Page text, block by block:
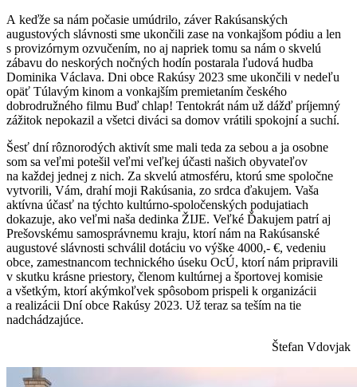
A keďže sa nám počasie umúdrilo, záver Rakúsanských
augustových slávnosti sme ukončili zase na vonkajšom pódiu a len
s provizórnym ozvučením, no aj napriek tomu sa nám o skvelú
zábavu do neskorých nočných hodín postarala ľudová hudba
Dominika Václava. Dni obce Rakúsy 2023 sme ukončili v nedeľu
opäť Túlavým kinom a vonkajším premietaním českého
dobrodružného filmu Buď chlap! Tentokrát nám už dážď príjemný
zážitok nepokazil a všetci diváci sa domov vrátili spokojní a suchí.
Šesť dní rôznorodých aktivít sme mali teda za sebou a ja osobne
som sa veľmi potešil veľmi veľkej účasti našich obyvateľov
na každej jednej z nich. Za skvelú atmosféru, ktorú sme spoločne
vytvorili, Vám, drahí moji Rakúsania, zo srdca ďakujem. Vaša
aktívna účasť na týchto kultúrno-spoločenských podujatiach
dokazuje, ako veľmi naša dedinka ŽIJE. Veľké Ďakujem patrí aj
Prešovskému samosprávnemu kraju, ktorí nám na Rakúsanské
augustové slávnosti schválil dotáciu vo výške 4000,- €, vedeniu
obce, zamestnancom technického úseku OcÚ, ktorí nám pripravili
v skutku krásne priestory, členom kultúrnej a športovej komisie
a všetkým, ktorí akýmkoľvek spôsobom prispeli k organizácii
a realizácii Dní obce Rakúsy 2023. Už teraz sa teším na tie
nadchádzajúce.
Štefan Vdovjak